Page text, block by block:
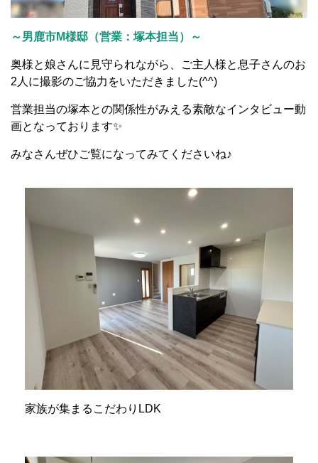
～男鹿市M様邸（営業：塚本担当）～
奥様と娘さんに見守られながら、ご主人様と息子さんのお
2人に撮影のご協力をいただきました(^^)
営業担当の塚本との関係性がみえる素敵なインタビュー動
画となっております✨
みなさんぜひご覧になってみてくださいね♪
家族が集まるこだわりLDK